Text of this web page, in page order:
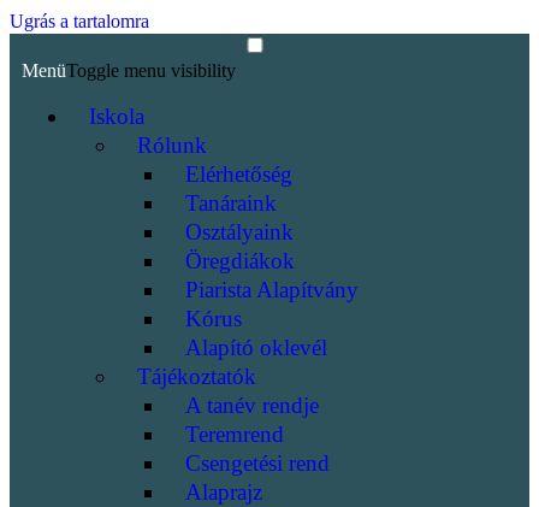
Ugrás a tartalomra
MenüToggle menu visibility
Iskola
Rólunk
Elérhetőség
Tanáraink
Osztályaink
Öregdiákok
Piarista Alapítvány
Kórus
Alapító oklevél
Tájékoztatók
A tanév rendje
Teremrend
Csengetési rend
Alaprajz